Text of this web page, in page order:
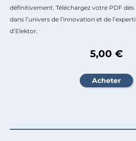
définitivement. Téléchargez votre PDF
dans l’univers de l’innovation et de
d’Elektor.
5,00 €